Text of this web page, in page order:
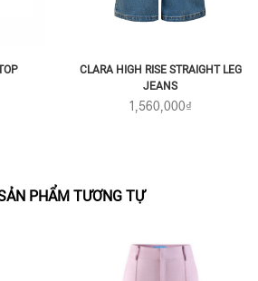
CLARA HIGH RISE STRAIGHT LEG
JEANS
1,560,000₫
PHẨM TƯƠNG TỰ